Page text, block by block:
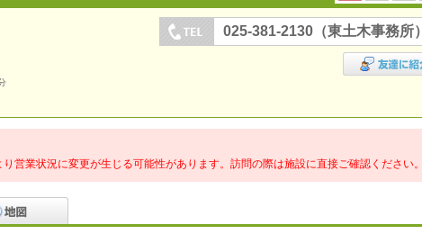
025-381-2130（東土木事務所）
営業状況に変更が生じる可能性があります。訪問の際は施設に直接ご確認ください。